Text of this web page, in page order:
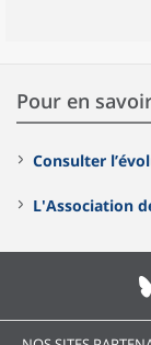
Pour en
Consulter
L'Association